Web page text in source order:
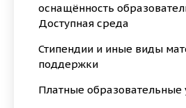
оснащённость
Доступная среда
Стипендии и иные виды
поддержки
Платные образовательные